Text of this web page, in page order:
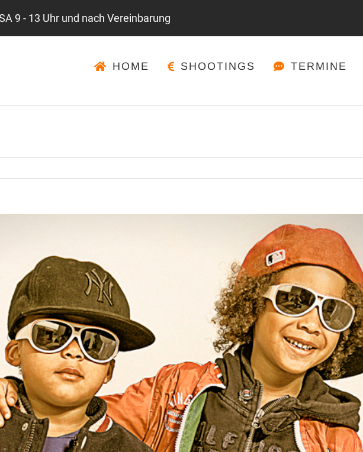
9 - 13 Uhr und nach Vereinbarung
HOME SHOOTINGS TERMINE